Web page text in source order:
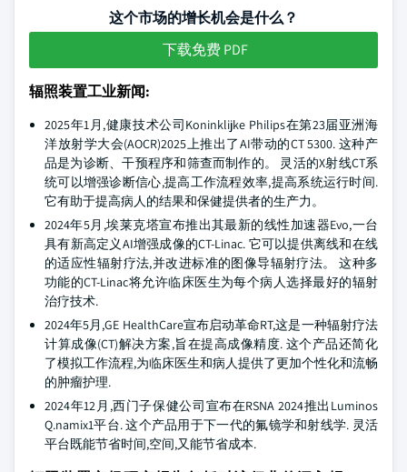
这个市场的增长机会是什么？
下载免费 PDF
辐照装置工业新闻:
2025年1月,健康技术公司Koninklijke Philips在第23届亚洲海
洋放射学大会(AOCR)2025上推出了AI带动的CT 5300. 这种产
品是为诊断、干预程序和筛查而制作的。 灵活的X射线CT系
统可以增强诊断信心,提高工作流程效率,提高系统运行时间.
它有助于提高病人的结果和保健提供者的生产力。
2024年5月,埃莱克塔宣布推出其最新的线性加速器Evo,一台
具有新高定义AI增强成像的CT-Linac. 它可以提供离线和在线
的适应性辐射疗法,并改进标准的图像导辐射疗法。 这种多
功能的CT-Linac将允许临床医生为每个病人选择最好的辐射
治疗技术.
2024年5月,GE HealthCare宣布启动革命RT,这是一种辐射疗法
计算成像(CT)解决方案,旨在提高成像精度. 这个产品还简化
了模拟工作流程,为临床医生和病人提供了更加个性化和流畅
的肿瘤护理.
2024年12月,西门子保健公司宣布在RSNA 2024推出Luminos
Q.namix1平台. 这个产品用于下一代的氟镜学和射线学. 灵活
平台既能节省时间,空间,又能节省成本.